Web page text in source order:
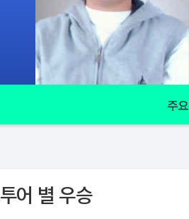
주
투어 별 우승